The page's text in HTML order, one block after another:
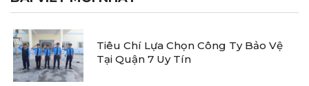
Tiêu Chí Lựa Chọn Công Ty Bảo Vệ
Tại Quận 7 Uy Tín